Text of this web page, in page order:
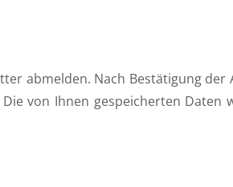
abmelden. Nach Bestätigung
von Ihnen gespeicherten Daten